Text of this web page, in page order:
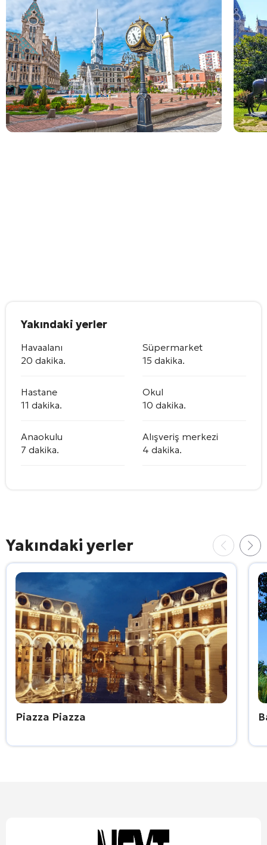
Yakındaki yerler
Havaalanı
20 dakika.
Süpermarket
15 dakika.
Hastane
11 dakika.
Okul
10 dakika.
Anaokulu
7 dakika.
Alışveriş merkezi
4 dakika.
Yakındaki yerler
Piazza Piazza